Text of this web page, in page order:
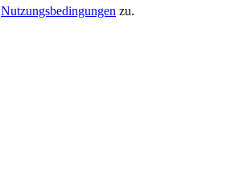
Nutzungsbedingungen zu.